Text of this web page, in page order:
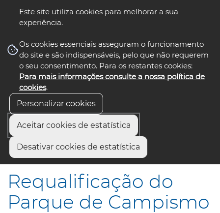
Este site utiliza cookies para melhorar a sua
experiência.
Os cookies essenciais asseguram o funcionamento
do site e são indispensáveis, pelo que não requerem
o seu consentimento. Para os restantes cookies:
Para mais informações consulte a nossa política de
cookies.
Personalizar cookies
Aceitar cookies de estatística
Desativar cookies de estatística
nos select language
Início
Requalificação do Parque de Campismo de São Jacinto
Requalificação do
Parque de Campismo